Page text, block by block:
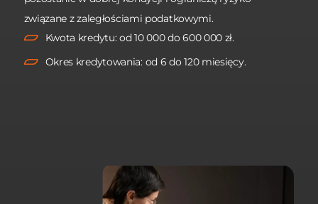
związane z zaległościami podatkowymi.
Kwota kredytu: od 10 000 do 600 000 zł.
Okres kredytowania: od 6 do 120 miesięcy.